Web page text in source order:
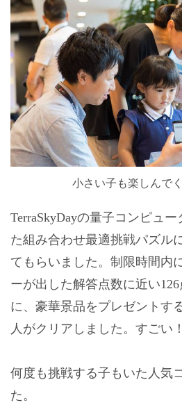
小さい子も楽しんで
TerraSkyDayの量子コンピュ
た組み合わせ最適挑戦パズル
てもらいました。制限時間内
ーが出した解答点数に近い
に、豪華景品をプレゼントす
人がクリアしました。すごい！
何度も挑戦する子もいた人気
た。